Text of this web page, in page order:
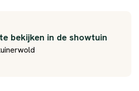
bekijken in de showtuin